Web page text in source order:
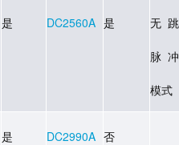
是 DC2560A 是 无跳
脉冲
模式
是 DC2990A 否